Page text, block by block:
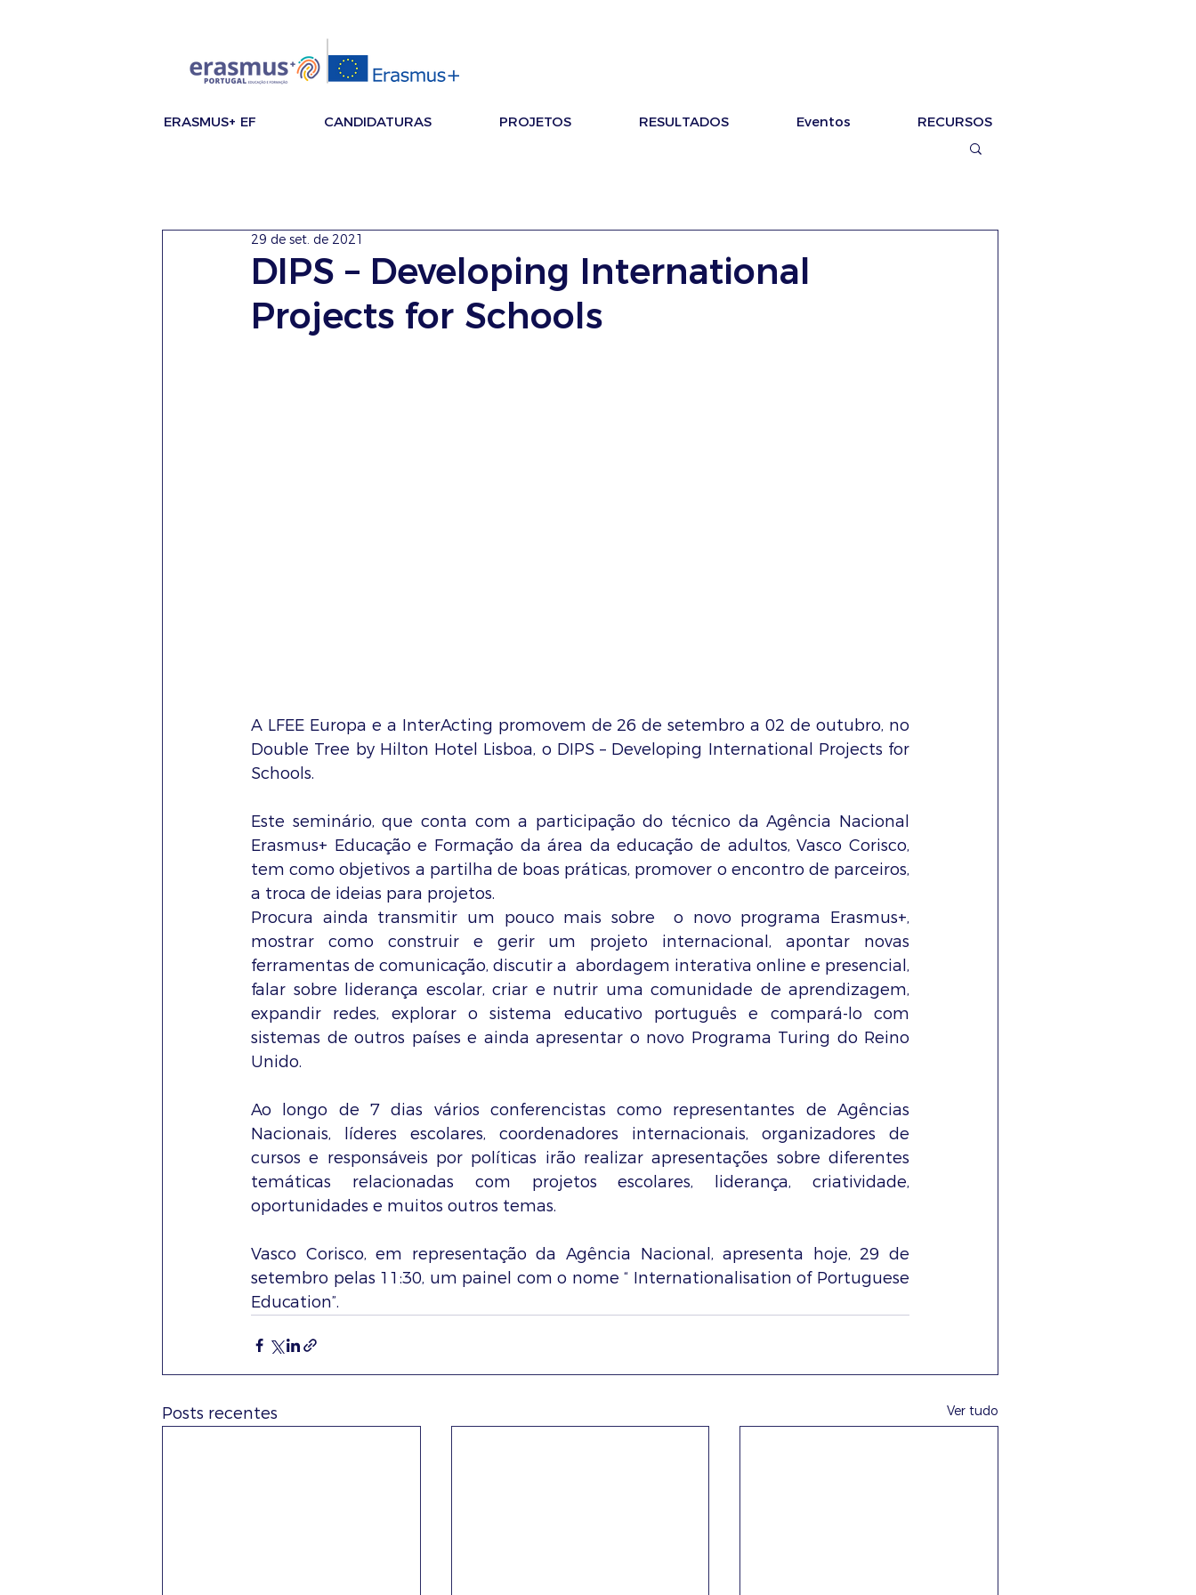
ERASMUS+ EF CANDIDATURAS PROJETOS RESULTADOS Eventos RECURSOS
DIPS – Developing International
Projects for Schools
29 de set. de 2021
A LFEE Europa e a InterActing promovem de 26 de setembro a 02 de outubro, no
Double Tree by Hilton Hotel Lisboa, o DIPS – Developing International Projects for
Schools.
Este seminário, que conta com a participação do técnico da Agência Nacional
Erasmus+ Educação e Formação da área da educação de adultos, Vasco Corisco,
tem como objetivos a partilha de boas práticas, promover o encontro de parceiros,
a troca de ideias para projetos.
Procura ainda transmitir um pouco mais sobre  o novo programa Erasmus+,
mostrar como construir e gerir um projeto internacional, apontar novas
ferramentas de comunicação, discutir a  abordagem interativa online e presencial,
falar sobre liderança escolar, criar e nutrir uma comunidade de aprendizagem,
expandir redes, explorar o sistema educativo português e compará-lo com
sistemas de outros países e ainda apresentar o novo Programa Turing do Reino
Unido.
Ao longo de 7 dias vários conferencistas como representantes de Agências
Nacionais, líderes escolares, coordenadores internacionais, organizadores de
cursos e responsáveis por políticas irão realizar apresentações sobre diferentes
temáticas relacionadas com projetos escolares, liderança, criatividade,
oportunidades e muitos outros temas.
Vasco Corisco, em representação da Agência Nacional, apresenta hoje, 29 de
setembro pelas 11:30, um painel com o nome “ Internationalisation of Portuguese
Education”.
Posts recentes Ver tudo